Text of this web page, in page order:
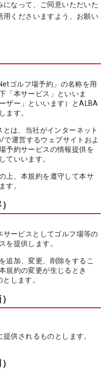
なって、ご同意いただいた
用くださいますよう、お願い
ゴルフ場予約」の名称を用
「本サービス」といいま
ザー」といいます）とALBA
ます。
は、当社がインターネット
で運営するウェブサイトおよ
予約サービスの情報提供を
ていいます。
上、本規約を遵守して本サ
す。
ービスとしてゴルフ場等の
を提供します。
追加、変更、削除をするこ
規約の変更が生じるとき
します。
供されるものとします。